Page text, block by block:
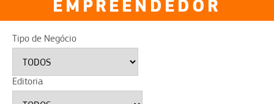
EMPREENDEDOR
Tipo de Negócio
Editoria